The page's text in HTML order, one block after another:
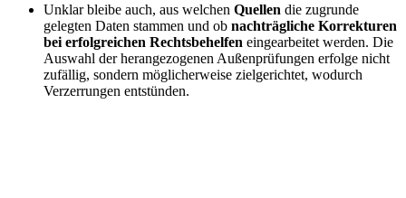
Unklar bleibe auch, aus welchen Quellen die zugrunde
gelegten Daten stammen und ob nachträgliche Korrekturen
bei erfolgreichen Rechtsbehelfen eingearbeitet werden. Die
Auswahl der herangezogenen Außenprüfungen erfolge nicht
zufällig, sondern möglicherweise zielgerichtet, wodurch
Verzerrungen entstünden.